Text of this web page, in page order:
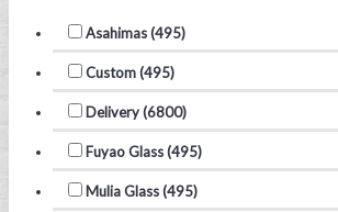
Asahimas (495)
Custom (495)
Delivery (6800)
Fuyao Glass (495)
Mulia Glass (495)